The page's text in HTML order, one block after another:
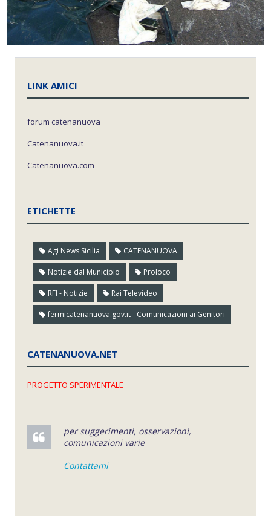
LINK AMICI
forum catenanuova
Catenanuova.it
Catenanuova.com
ETICHETTE
Agi News Sicilia CATENANUOVA
Notizie dal Municipio Proloco
RFI - Notizie Rai Televideo
fermicatenanuova.gov.it - Comunicazioni ai Genitori
CATENANUOVA.NET
PROGETTO SPERIMENTALE
per suggerimenti, osservazioni,
comunicazioni varie
Contattami